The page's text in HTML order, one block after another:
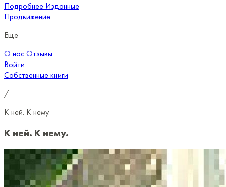
Подробнее Изданные
Продвижение
Еще
О насОтзывы
Войти
Собственные книги
/
К ней. К нему.
К ней. К нему.